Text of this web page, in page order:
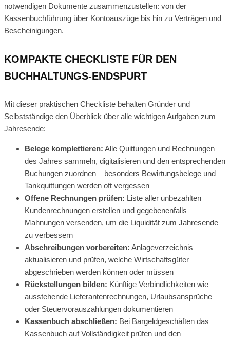
notwendigen Dokumente zusammenzustellen: von der
Kassenbuchführung über Kontoauszüge bis hin zu Verträgen und
Bescheinigungen.
KOMPAKTE CHECKLISTE FÜR DEN
BUCHHALTUNGS-ENDSPURT
Mit dieser praktischen Checkliste behalten Gründer und
Selbstständige den Überblick über alle wichtigen Aufgaben zum
Jahresende:
Belege komplettieren: Alle Quittungen und Rechnungen
des Jahres sammeln, digitalisieren und den entsprechenden
Buchungen zuordnen – besonders Bewirtungsbelege und
Tankquittungen werden oft vergessen
Offene Rechnungen prüfen: Liste aller unbezahlten
Kundenrechnungen erstellen und gegebenenfalls
Mahnungen versenden, um die Liquidität zum Jahresende
zu verbessern
Abschreibungen vorbereiten: Anlageverzeichnis
aktualisieren und prüfen, welche Wirtschaftsgüter
abgeschrieben werden können oder müssen
Rückstellungen bilden: Künftige Verbindlichkeiten wie
ausstehende Lieferantenrechnungen, Urlaubsansprüche
oder Steuervorauszahlungen dokumentieren
Kassenbuch abschließen: Bei Bargeldgeschäften das
Kassenbuch auf Vollständigkeit prüfen und den